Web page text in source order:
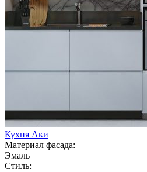
Кухня Аки
Материал фасада:
Эмаль
Стиль: